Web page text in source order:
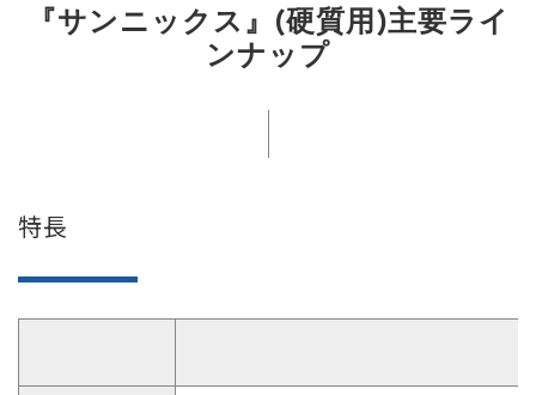
『サンニックス』(硬質用)主要ライ
ンナップ
特長